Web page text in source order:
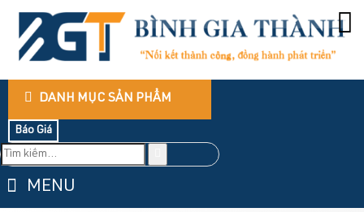
DANH MỤC SẢN PHẨM
Báo Giá
MENU